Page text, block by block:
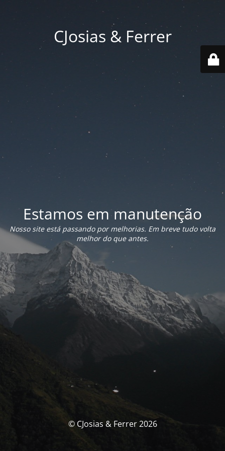
CJosias & Ferrer
Estamos em manutenção
Nosso site está passando por melhorias. Em breve tudo volta
melhor do que antes.
© CJosias & Ferrer 2026